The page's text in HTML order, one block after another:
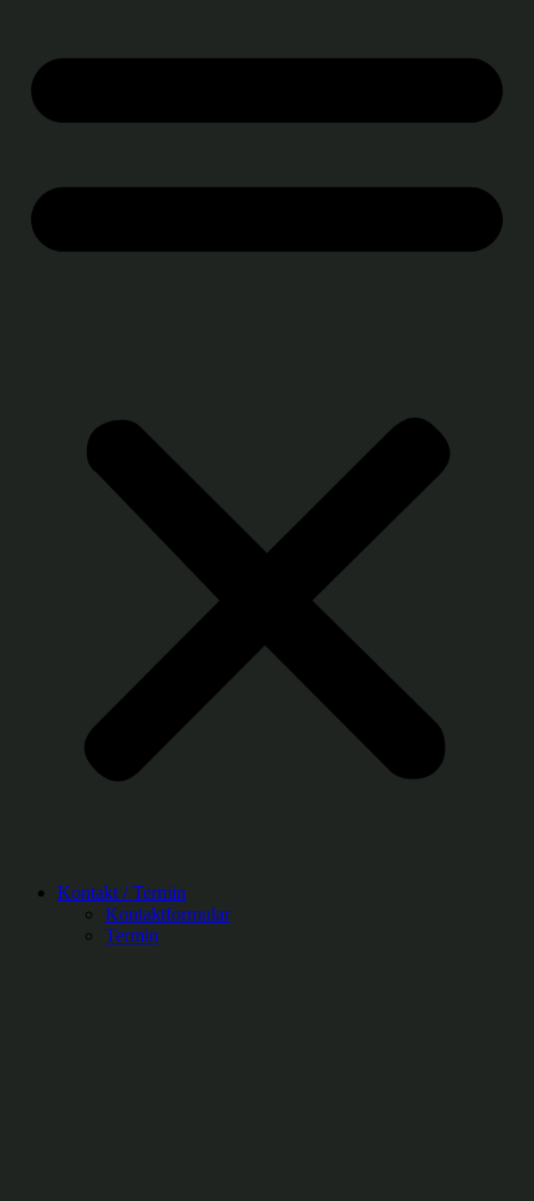
Kontakt / Termin
Kontaktformular
Termin